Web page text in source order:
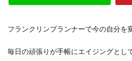
フランクリンプランナーで今の自分を
毎日の頑張りが手帳にエイジングとし